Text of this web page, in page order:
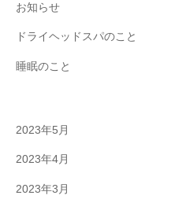
お知らせ
ドライヘッドスパのこと
睡眠のこと
2023年5月
2023年4月
2023年3月